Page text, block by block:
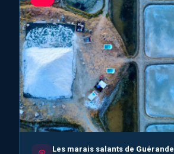
Les marais salants de Guérande